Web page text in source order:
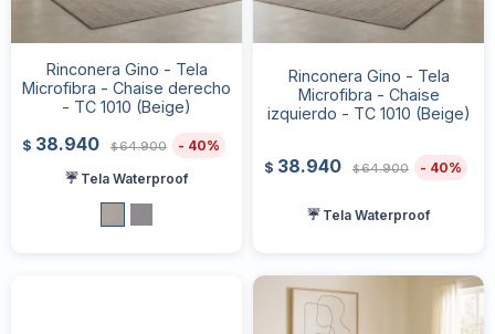
Rinconera Gino - Tela
Microfibra - Chaise derecho
- TC 1010 (Beige)
$ 38.940 $64.900
40
☔ Tela Waterproof
Rinconera Gino - Tela
Microfibra - Chaise
izquierdo - TC 1010 (Beige)
$ 38.940 $64.900 40
☔ Tela Waterproof